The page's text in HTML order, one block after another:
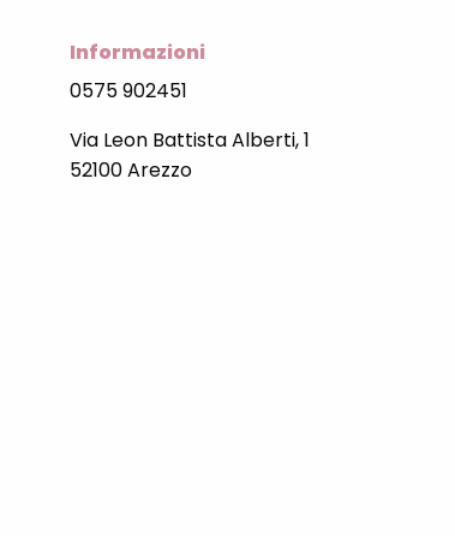
Informazioni
0575 902451
Via Leon Battista Alberti, 1
52100 Arezzo